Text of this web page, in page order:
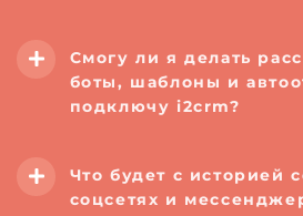
Смогу ли я делать
боты, шаблоны и
подключу i2crm?
Что будет с историей
соцсетях и